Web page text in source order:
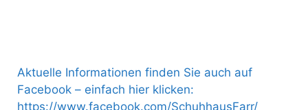
Aktuelle Informationen finden Sie auch auf
Facebook – einfach hier klicken:
https://www.facebook.com/SchuhhausFarr/